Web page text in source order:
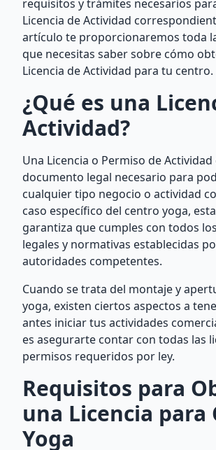
requisitos y trámites necesarios
Licencia de Actividad
artículo te proporcionaremos toda
que necesitas saber sobre cómo
Licencia de Actividad para tu centro.
¿Qué es una
Actividad?
Una Licencia o Permiso de Actividad
documento legal necesario para
cualquier tipo negocio o actividad
caso específico del centro yoga,
garantiza que cumples con todos
legales y normativas establecidas
autoridades competentes.
Cuando se trata del montaje y
yoga, existen ciertos aspectos a
antes iniciar tus actividades
es asegurarte contar con todas las
permisos requeridos por ley.
Requisitos para
una Licencia para
Yoga